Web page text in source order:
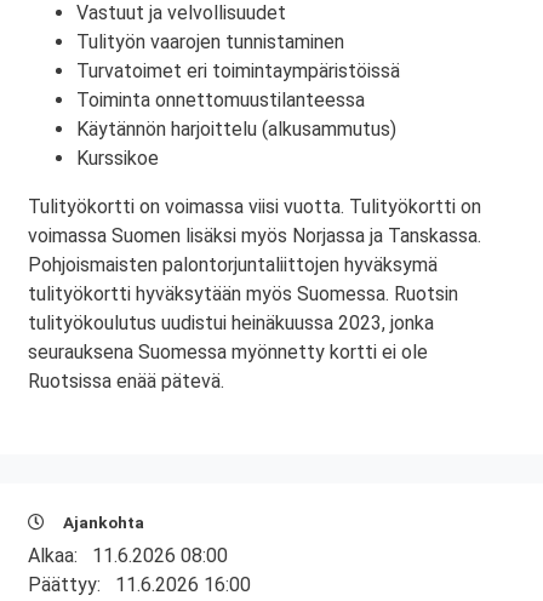
Vastuut ja velvollisuudet
Tulityön vaarojen tunnistaminen
Turvatoimet eri toimintaympäristöissä
Toiminta onnettomuustilanteessa
Käytännön harjoittelu (alkusammutus)
Kurssikoe
Tulityökortti on voimassa viisi vuotta. Tulityökortti on
voimassa Suomen lisäksi myös Norjassa ja Tanskassa.
Pohjoismaisten palontorjuntaliittojen hyväksymä
tulityökortti hyväksytään myös Suomessa. Ruotsin
tulityökoulutus uudistui heinäkuussa 2023, jonka
seurauksena Suomessa myönnetty kortti ei ole
Ruotsissa enää pätevä.
Ajankohta
Alkaa: 11.6.2026 08:00
Päättyy: 11.6.2026 16:00